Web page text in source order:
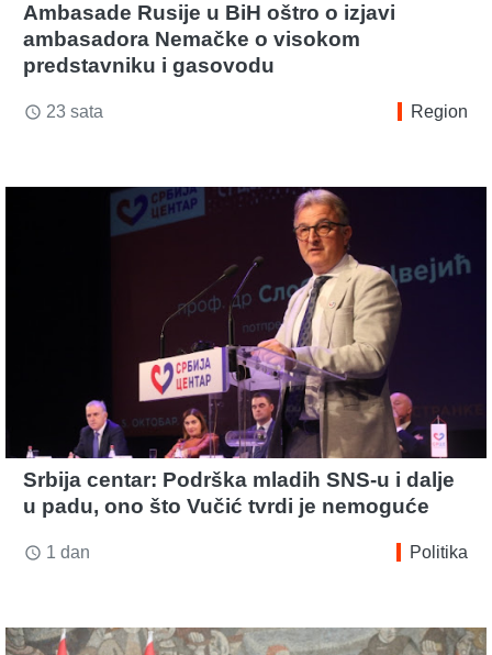
Ambasade Rusije u BiH oštro o izjavi
ambasadora Nemačke o visokom
predstavniku i gasovodu
access_time 23 sata Region
Srbija centar: Podrška mladih SNS-u i dalje
u padu, ono što Vučić tvrdi je nemoguće
access_time 1 dan Politika